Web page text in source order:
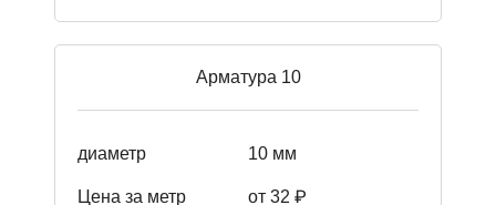
Арматура 10
диаметр 10 мм
Цена за метр от 32 ₽